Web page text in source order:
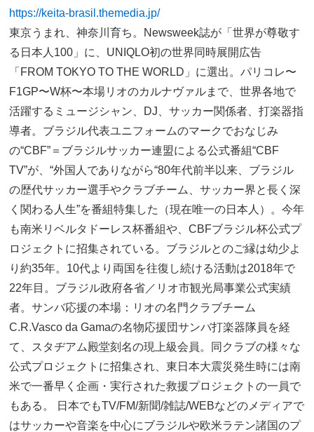
https://keita-brasil.themedia.jp/
東京うまれ、神奈川育ち。Newsweek誌が「世界が尊敬す
る日本人100」に、UNIQLO初の世界同時展開広告
「FROM TOKYO TO THE WORLD」に選出。パリコレ〜
F1GP〜W杯〜本場リオのカルナヴァルまで、世界各地で
活躍するミュージシャン、DJ、サッカー関係者、打楽器指
導者。ブラジル代表ユニフォームのマークでおなじみ
の“CBF”＝ブラジルサッカー連盟による公式番組“CBF
TV”が、“外国人でありながら“80年代前半以来、ブラジル
の歴代サッカー選手やクラブチーム、サッカー界と長く深
く関わる人生”を番組特集した（現在唯一の日本人）。今年
も南米リベルタドーレス杯番組や、CBFブラジル杯公式プ
ロジェクトに招集されている。ブラジルとのご縁は幼少よ
り約35年。10代より両国を往復し続ける活動は2018年で
22年目。ブラジル政府各省／リオ市観光局事業公式実績
者。サンバ応援の本場：リオの名門クラブチーム
C.R.Vasco da Gamaの名物応援団サンバ打楽器隊員を経
て、スタヂアム殿堂刻名の現上級会員。同クラブの様々な
公式プロジェクトに招集され、東日本大震災発生時には南
米で一番早く企画・実行された救援プロジェクトの一員で
もある。 日本でもTV/FM/新聞/雑誌/WEBなどのメディアで
はサッカーや音楽を中心にブラジルや欧米ラテン諸国のプ